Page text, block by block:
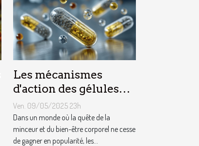
Les mécanismes
d'action des gélules
minceur sur
l'organisme
Ven. 09/05/2025 23h
Dans un monde où la quête de la
minceur et du bien-être corporel ne cesse
de gagner en popularité, les...